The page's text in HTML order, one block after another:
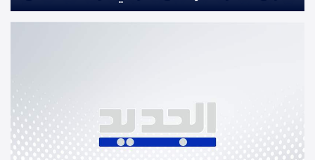
اللبناني في بلدة المنصوري ومناطق أخرى